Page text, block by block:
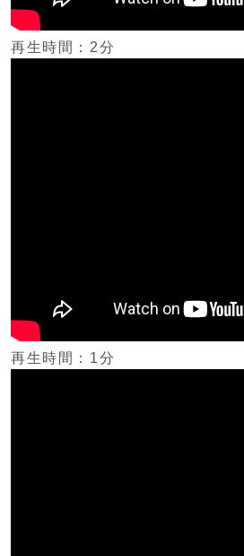
再生時間：2分
再生時間：1分